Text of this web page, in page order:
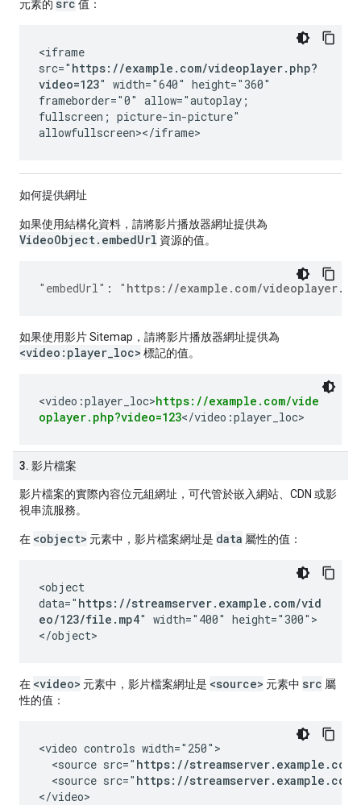
元素的 src 值：
<iframe
src=" https://example.com/videoplayer.php?
video=123" width="640" height="360"
frameborder="0" allow="autoplay;
fullscreen; picture-in-picture"
allowfullscreen></iframe>
如何提供網址
如果使用結構化資料，請將影片播放器網址提供為
VideoObject.embedUrl 資源的值。
"embedUrl" : " https://example.com/
如果使用影片 Sitemap，請將影片播放器網址提供為
<video:player_loc> 標記的值。
<video:player_loc>https://example.com/vide
oplayer.php?video=123</video:player_loc>
3. 影片檔案
影片檔案的實際內容位元組網址，可代管於嵌入網站、CDN 或影
視串流服務。
在 <object> 元素中，影片檔案網址是 data 屬性的值：
<object
data=" https://streamserver.example.com/vid
eo/123/file.mp4" width="400" height="300">
</object>
在 <video> 元素中，影片檔案網址是 <source> 元素中 src 屬
性的值：
<video controls width="250">
  <source src="
https://
  <source src="
https://
</video>